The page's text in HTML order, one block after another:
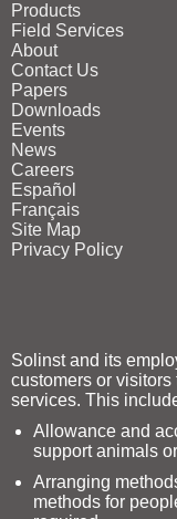
Products
Field Services
About
Contact Us
Papers
Downloads
Events
News
Careers
Español
Français
Site Map
Privacy Policy
Solinst and its
customers or
services. This
Allowance and
support animals
Arranging
methods for